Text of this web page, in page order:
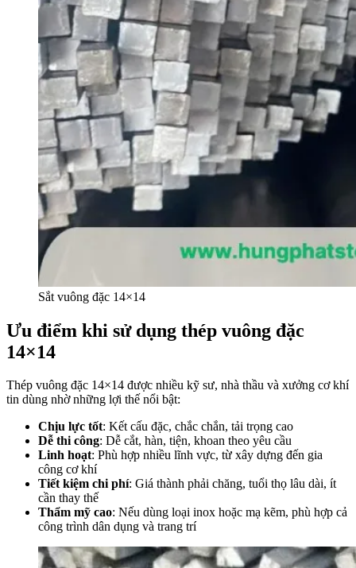
Sắt vuông đặc 14×14
Ưu điểm khi sử dụng thép vuông đặc
14×14
Thép vuông đặc 14×14 được nhiều kỹ sư, nhà thầu và xưởng cơ khí
tin dùng nhờ những lợi thế nổi bật:
Chịu lực tốt: Kết cấu đặc, chắc chắn, tải trọng cao
Dễ thi công: Dễ cắt, hàn, tiện, khoan theo yêu cầu
Linh hoạt: Phù hợp nhiều lĩnh vực, từ xây dựng đến gia
công cơ khí
Tiết kiệm chi phí: Giá thành phải chăng, tuổi thọ lâu dài, ít
cần thay thế
Thẩm mỹ cao: Nếu dùng loại inox hoặc mạ kẽm, phù hợp cả
công trình dân dụng và trang trí